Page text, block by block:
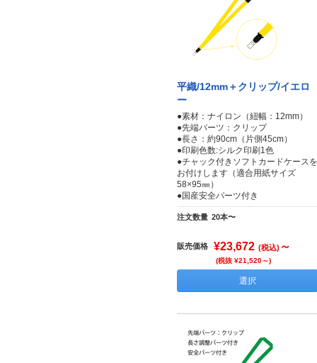
平織/12mm＋クリップ/イエロ
ー
●素材：ナイロン（紐幅：12mm）
●先端パーツ：クリップ
●長さ：約90cm（片側45cm）
●印刷色数:シルク印刷1色
●チャック付きソフトカードケースを
お付けします（適合用紙サイズ
58×95㎜）
●国産安全パーツ付き
注文数量 20本〜
販売価格 ¥23,672 (税込) ～
(税抜 ¥21,520～)
選択